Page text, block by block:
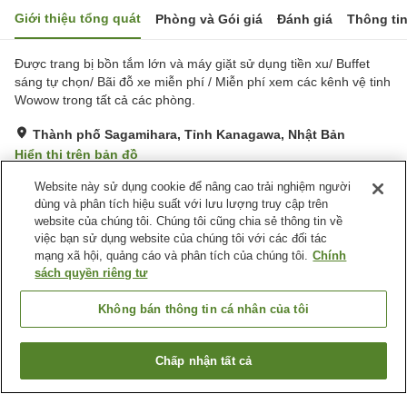
Giới thiệu tổng quát Phòng và Gói giá Đánh giá Thông
Được trang bị bồn tắm lớn và máy giặt sử dụng tiền xu/ Buffet
sáng tự chọn/ Bãi đỗ xe miễn phí / Miễn phí xem các kênh vệ tinh
Wowow trong tất cả các phòng.
Thành phố Sagamihara, Tỉnh Kanagawa, Nhật Bản
Hiển thị trên bản đồ
Rất tốt Đánh giá:155lượt
Tiện nghi chỗ nghỉ
Bãi đỗ xe
Spa / Salon
Nhà hàng
Trang chủ Nhật Bản Tỉnh Kanagawa
Thành phố Sagamihara
Hotel Route-Inn Sagamihara Route 129
Tìm phòng trống
Website này sử dụng cookie để nâng cao trải nghiệm người
dùng và phân tích hiệu suất với lưu lượng truy cập trên
website của chúng tôi. Chúng tôi cũng chia sẻ thông tin về
việc bạn sử dụng website của chúng tôi với các đối tác
mạng xã hội, quảng cáo và phân tích của chúng tôi. Chính
sách quyền riêng tư
Không bán thông tin cá nhân của tôi
Chấp nhận tất cả